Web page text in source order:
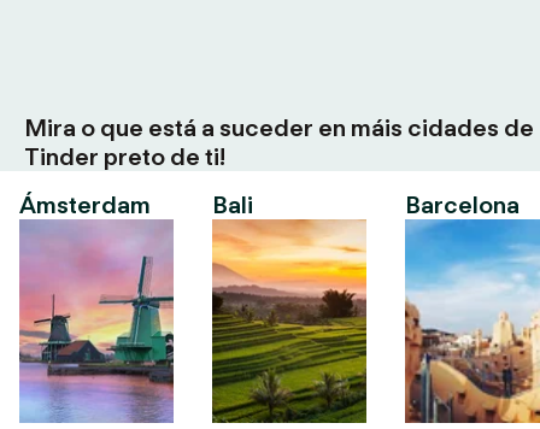
Mira o que está a suceder en máis cidades de
Tinder preto de ti!
Ámsterdam
Bali Barcelona